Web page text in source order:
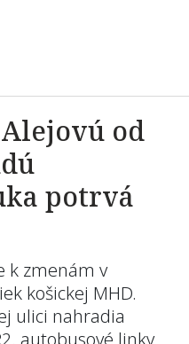
od
potrvá
k zmenám v
košickej MHD.
ulici nahradia
autobusové linky